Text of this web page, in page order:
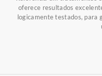
oferece resultados
logicamente testados, para